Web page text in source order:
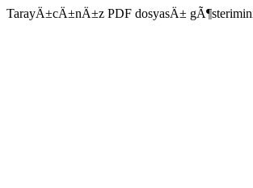
TarayÄ±cÄ±nÄ±z PDF dosyasÄ±